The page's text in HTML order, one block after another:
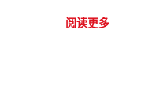
阅读更多